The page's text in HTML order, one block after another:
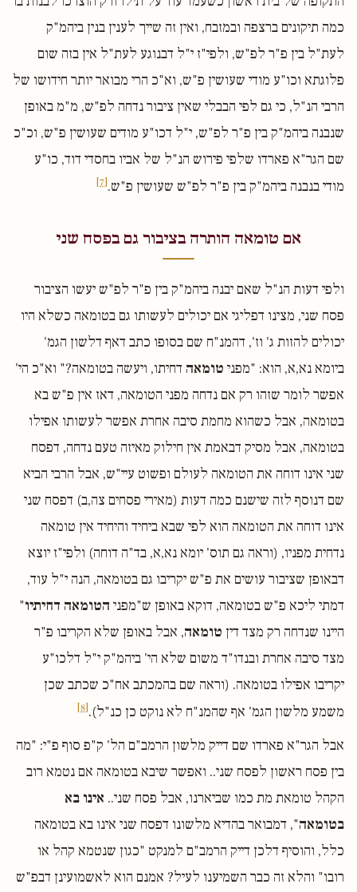
כמה תיקונים ברצפה ובמזבח, ואין זה שייך לענין בנין ביהמ"ק
לעת"ל בין פ"ר לפ"ש, ולפי"ז י"ל דבנוגע לעת"ל אין בזה שום
פלוגתא וכו"ע מודי שעושין פ"ש, וא"כ הרי מבואר יותר חידושו של
הרבי הנ"ל, כי גם לפי הבבלי שאין ציבור נדחה לפ"ש, מ"מ באופן
שנבנה ביהמ"ק בין פ"ר לפ"ש, י"ל דכו"ע מודים שעושין פ"ש, וכ"כ
שם הגר"א פארדו שלפי פירוש הנ"ל של אביו בחסדי דוד, כו"ע
מודי בנבנה ביהמ"ק בין פ"ר לפ"ש שעושין פ"ש.[7]
אם טומאה הותרה בציבור גם בפסח שני
ולפי דעות הנ"ל שאם יבנה ביהמ"ק בין פ"ר לפ"ש יעשו הציבור
פסח שני, מצינו דפליגי אם יכולים לעשותו גם בטומאה כשלא היו
יכולים להזות ג' וז', דהמנ"ח שם בסופו כתב דאף דלשון הגמ'
ביומא נא,א, הוא: "מפני טומאה דחיתו, ויעשה בטומאה?" וא"כ הי'
אפשר לומר שזהו רק אם נדחה מפני הטומאה, דאז אין פ"ש בא
בטומאה, אבל כשהוא מחמת סיבה אחרת אפשר לעשותו אפילו
בטומאה, אבל מסיק דבאמת אין חילוק מאיזה טעם נדחה, דפסח
שני אינו דוחה את הטומאה לעולם ופשוט עיי"ש, אבל הרבי הביא
שם דנוסף לזה שישנם כמה דעות (מאירי פסחים צה,ב) דפסח שני
אינו דוחה את הטומאה הוא לפי שבא ביחיד והיחיד אין טומאה
נדחית מפניו, (וראה גם תוס' יומא נא,א, בד"ה דוחה) ולפי"ז יוצא
דבאופן שציבור עושים את פ"ש יקריבו גם בטומאה, הנה י"ל עוד,
דמתי ליכא פ"ש בטומאה, דוקא באופן ש"מפני הטומאה דחיתיו"
היינו שנדחה רק מצד דין טומאה, אבל באופן שלא הקריבו פ"ר
מצד סיבה אחרת ובנדו"ד משום שלא הי' ביהמ"ק י"ל דלכו"ע
יקריבו אפילו בטומאה. (וראה שם בהמכתב אח"כ שכתב שכן
משמע מלשון הגמ' אף שהמנ"ח לא נוקט כן כנ"ל).[8]
אבל הגר"א פארדו שם דייק מלשון הרמב"ם הל' ק"פ סוף פ"י: "מה
בין פסח ראשון לפסח שני.. ואפשר שיבא בטומאה אם נטמא רוב
הקהל טומאת מת כמו שביארנו, אבל פסח שני.. אינו בא
בטומאה", דמבואר בהדיא מלשונו דפסח שני אינו בא בטומאה
כלל, והוסיף דלכן דייק הרמב"ם למנקט "כגון שנטמא קהל או
רובו" והלא זה כבר השמיענו לעיל? אמנם הוא לאשמועינן דבפ"ש